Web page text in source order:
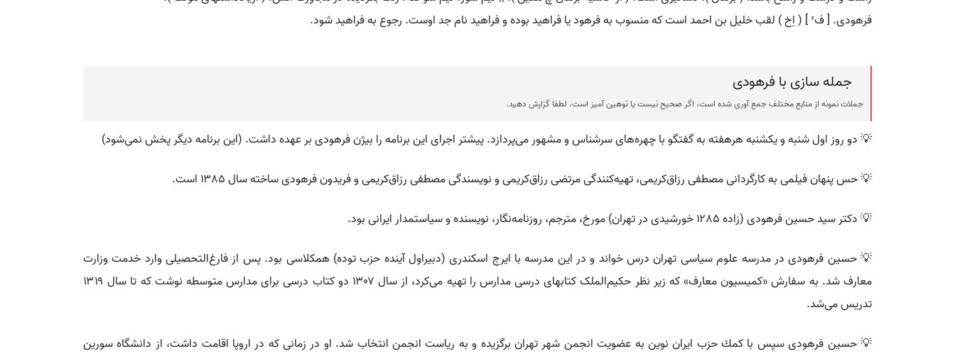
فرهودی. [ ف ُ ] ( اِخ ) لقب خلیل بن احمد است که منسوب به فرهود یا فراهید بوده و فراهید نام جد اوست. رجوع به فراهید شود.
جمله سازی با فرهودی
جملات نمونه از منابع مختلف جمع آوری شده است، اگر صحیح نیست یا توهین آمیز است، لطفا گزارش دهید.
💡 دو روز اول شنبه و یکشنبه هرهفته به گفتگو با چهره‌های سرشناس و مشهور می‌پردازد. پیشتر اجرای این برنامه را بیژن فرهودی بر عهده داشت. (این برنامه دیگر پخش نمی‌شود)
💡 حس پنهان فیلمی به کارگردانی مصطفی رزاق‌کریمی، تهیه‌کنندگی مرتضی رزاق‌کریمی و نویسندگی مصطفی رزاق‌کریمی و فریدون فرهودی ساخته سال ۱۳۸۵ است.
💡 دکتر سید حسین فرهودی (زاده ۱۲۸۵ خورشیدی در تهران) مورخ، مترجم، روزنامه‌نگار، نویسنده و سیاستمدار ایرانی بود.
💡 حسین فرهودی در مدرسه علوم سیاسى تهران درس خواند و در این مدرسه با ایرج اسکندری (دبیراول آینده حزب توده) همکلاسی بود. پس از فارغ‌التحصیلی وارد خدمت وزارت
معارف شد. به سفارش «کمیسیون معارف» که زیر نظر حکیم‌الملک کتابهای درسی مدارس را تهیه می‌کرد، از سال ۱۳۰۷ دو کتاب درسی برای مدارس متوسطه نوشت که تا سال ۱۳۱۹
تدریس می‌شد.
💡 حسین فرهودی سپس با كمك حزب ایران نوین به عضویت انجمن شهر تهران برگزیده و به ریاست انجمن انتخاب شد. او در زمانى كه در اروپا اقامت داشت، از دانشگاه سورین